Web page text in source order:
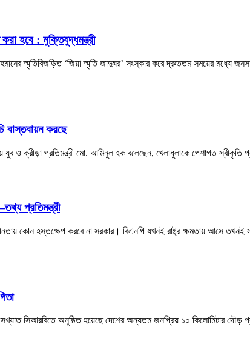
হবে : মুক্তিযুদ্ধমন্ত্রী
রহমানের স্মৃতিবিজড়িত ‘জিয়া স্মৃতি জাদুঘর’ সংস্কার করে দ্রুততম সময়ের
বাস্তবায়ন করছে
যুব ও ক্রীড়া প্রতিমন্ত্রী মো. আমিনুল হক বলেছেন, খেলাধুলাকে পেশাগত
প্রতিমন্ত্রী
কোন হস্তক্ষেপ করবে না সরকার। বিএনপি যখনই রাষ্ট্র ক্ষমতায় আসে তখনই
সিআরবিতে অনুষ্ঠিত হয়েছে দেশের অন্যতম জনপ্রিয় ১০ কিলোমিটার